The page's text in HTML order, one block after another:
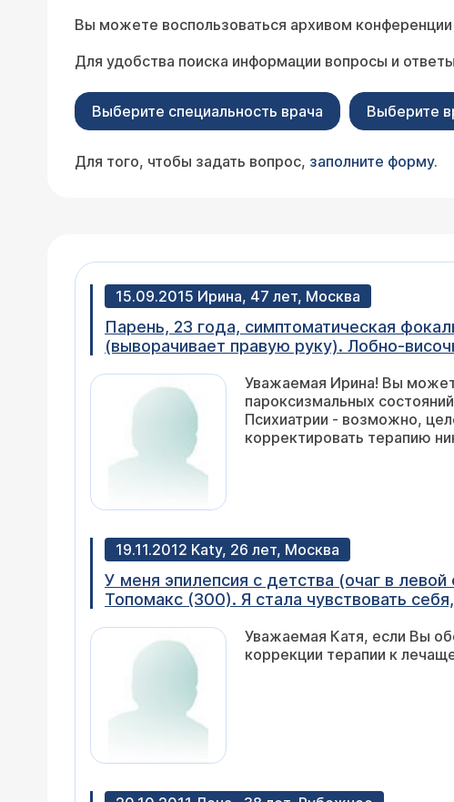
Вы можете воспользоваться архивом
Для удобства поиска информации вопросы и
Выберите специальность врача Выберите
Для того, чтобы задать вопрос, заполните форму.
15.09.2015 Ирина, 47 лет, Москва
Парень, 23 года, симптоматическая
(выворачивает правую руку). Лобно-височное слева на ЭЭГ. Безрезультатно монотерапия финлепсин, депакин. Далее к
сначала ремиссии убрали депакин и
250 мг. те же 7-8 приступов, далее на
Снова 7-8 приступов. Сейчас ламиктал
хорошие. Приступы 90% когда выходит
температура воздуха роли не играют.
Уважаемая Ирина! Вы
пароксизмальных
Психиатрии - возможно,
корректировать терапию
19.11.2012 Katy, 26 лет, Москва
У меня эпилепсия с детства (очаг в
Топомакс (300). Я стала чувствовать
замечать, что я тоже как бы в
противоположных экваторах" и не
есть в любое время дня и ночи (чего не
время приема пищи желудок перестал
ела до этого вообще. Я съедаю свою
затем ощущая пустоту в желудке,
желудок-то полный). Сдала анализы у
Уважаемая Катя, если Вы
коррекции терапии к